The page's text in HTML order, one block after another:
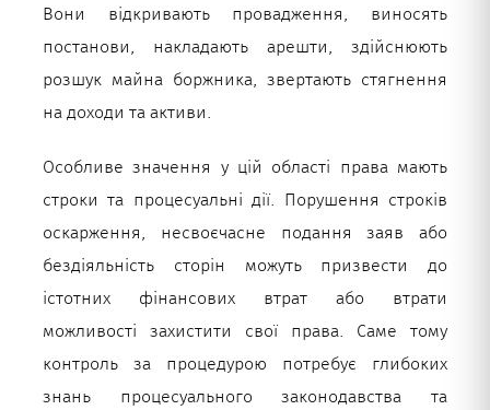
Вони відкривають провадження, виносять
постанови, накладають арешти, здійснюють
розшук майна боржника, звертають стягнення
на доходи та активи.
Особливе значення у цій області права мають
строки та процесуальні дії. Порушення строків
оскарження, несвоєчасне подання заяв або
бездіяльність сторін можуть призвести до
істотних фінансових втрат або втрати
можливості захистити свої права. Саме тому
контроль за процедурою потребує глибоких
знань процесуального законодавства та